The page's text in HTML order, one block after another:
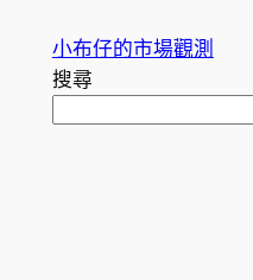
小布仔的市場觀測
搜尋